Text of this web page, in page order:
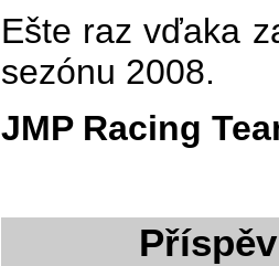
Ešte raz vďaka
sezónu 2008.
JMP Racing